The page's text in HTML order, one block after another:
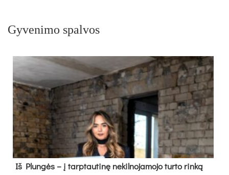
Gyvenimo spalvos
Iš Plungės – į tarptautinę nekilnojamojo turto rinką